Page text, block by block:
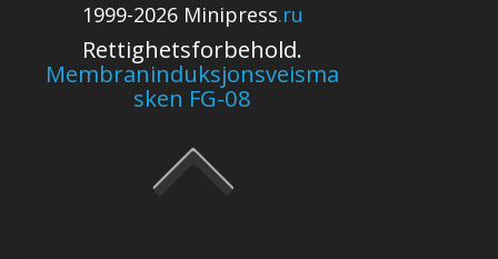
1999-2026 Minipress.ru
Rettighetsforbehold.
Membraninduksjonsveisma
sken FG-08